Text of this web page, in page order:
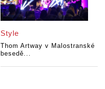
Style
Thom Artway v Malostranské
besedě...